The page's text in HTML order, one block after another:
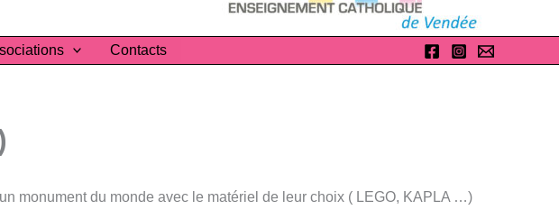
Contacts
monument du monde avec le matériel de leur choix ( LEGO, KAPLA …)